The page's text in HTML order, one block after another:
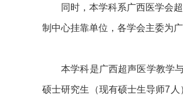
同时，本学科系广西医学会
制中心挂靠单位，各学会主委为
本学科是广西超声医学教学
硕士研究生（现有硕士生导师7